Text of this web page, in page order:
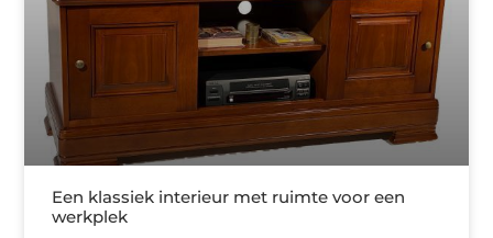
Een klassiek interieur met ruimte voor een
werkplek